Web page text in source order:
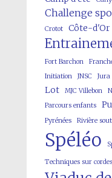
Challenge
Crotot
Côte-d'Or
Fort Barchon
Initiation
JNSC Jura
Lot MJC Villebon
Parcours enfants
Pyrénées
Rivière
Spéléo
Techniques sur cordes